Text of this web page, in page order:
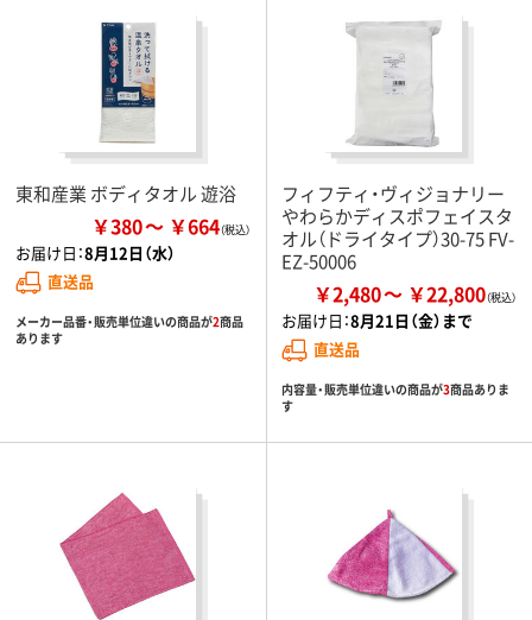
東和産業 ボディタオル 遊浴
￥380 ￥664
お届け日：8月12日（水）
直送品
メーカー品番・販売単位違いの商品が2商品
あります
フィフティ・ヴィジョナリー
やわらかディスポフェイスタ
オル（ドライタイプ）30-75 FV-
EZ-50006
￥2,480 ￥22,800
お届け日：8月21日（金）まで
直送品
内容量・販売単位違いの商品が3商品ありま
す